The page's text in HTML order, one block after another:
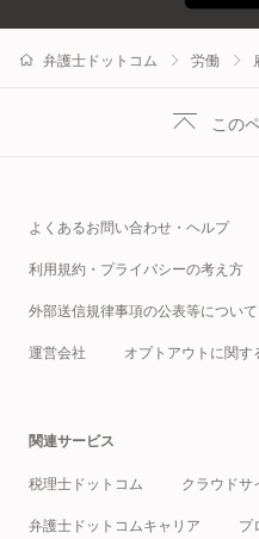
弁護士ドットコム 労働
この
よくあるお問い合わせ・ヘルプ
利用規約・プライバシーの考え方
外部送信規律事項の公表等について
運営会社 オプトアウトに関す
関連サービス
税理士ドットコム クラウドサ
弁護士ドットコムキャリア プ